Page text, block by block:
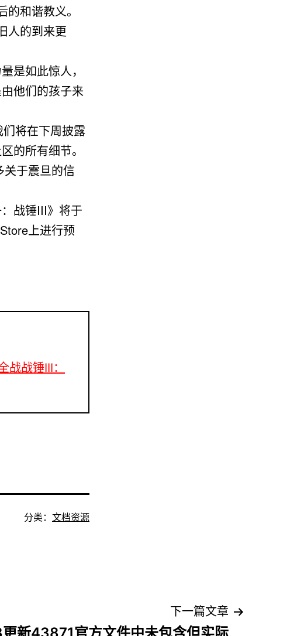
和谐教义。
人的到来更
是如此惊人，
他们的孩子来
将在下周披露
的所有细节。
关于震旦的信
战锤III》将于
上进行预
战锤III：
分类： 文档资源
下一篇文章